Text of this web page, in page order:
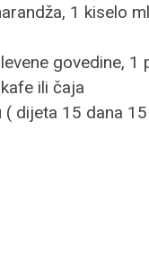
1 kiselo
govedine, 1
ili čaja
dijeta 15 dana